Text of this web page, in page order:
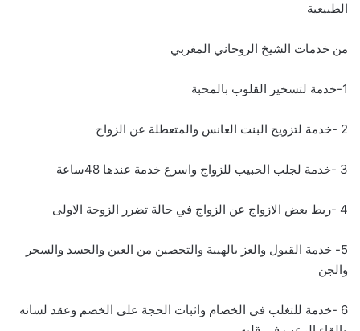
الطبيعية
من خدمات الشيخ الروحاني المغربي
1-خدمة لتسخير القلوب بالمحبة
2 -خدمة لتزويج البنت العانس والمتعطلة عن الزواج
3 -خدمة لجلب الحبيب للزواج واسرع خدمة عندها 48ساعة
4 -ربط بعض الازواج عن الزواج في حالة تضرر الزوجة الاولى
5- خدمة القبول والعز ىالهيبة والتحصين من العين والحسد والسحر
والجن
6 -خدمة للتغلب في الخصام واثبات الحجة على الخصم وعقد لسانه